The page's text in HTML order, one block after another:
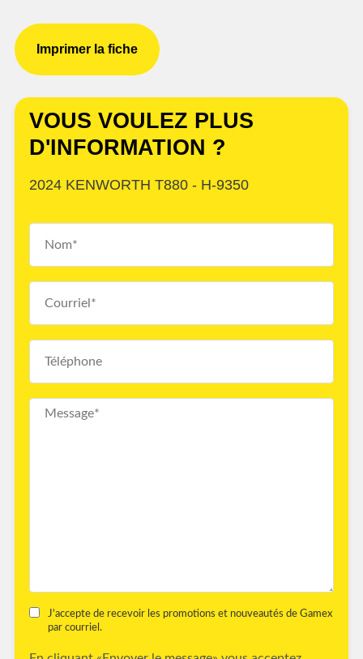
Imprimer la fiche
VOUS VOULEZ PLUS
D'INFORMATION ?
2024 KENWORTH T880 - H-9350
J'accepte de recevoir les promotions et nouveautés de Gamex
par courriel.